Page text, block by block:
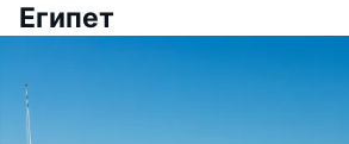
Египет